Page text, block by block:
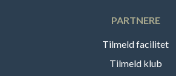
PARTNERE
Tilmeld facilitet
Tilmeld klub